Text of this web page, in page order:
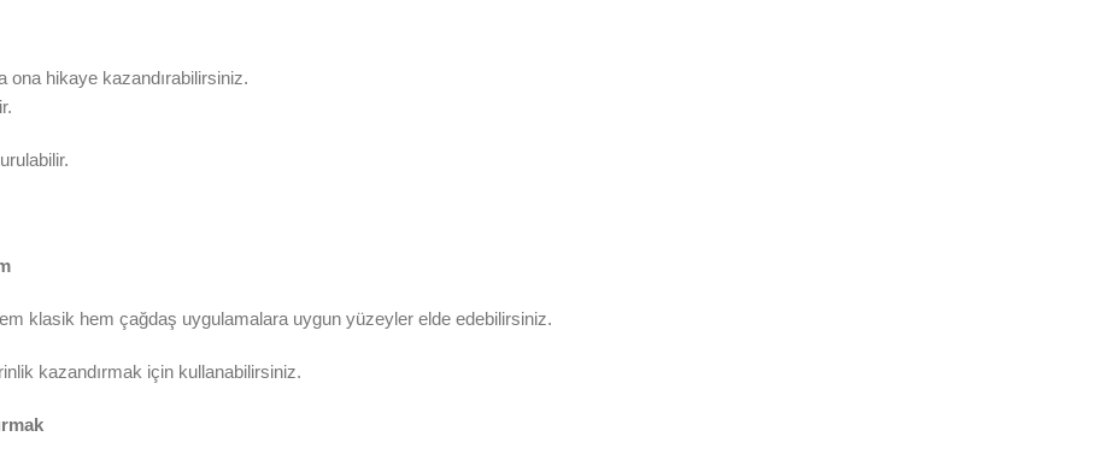
ona hikaye kazandırabilirsiniz.
klasik hem çağdaş uygulamalara uygun yüzeyler elde edebilirsiniz.
kazandırmak için kullanabilirsiniz.